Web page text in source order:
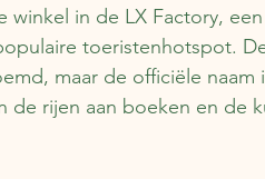
winkel in de LX Factory,
toeristenhotspot.
maar de officiële naam
de rijen aan boeken en de